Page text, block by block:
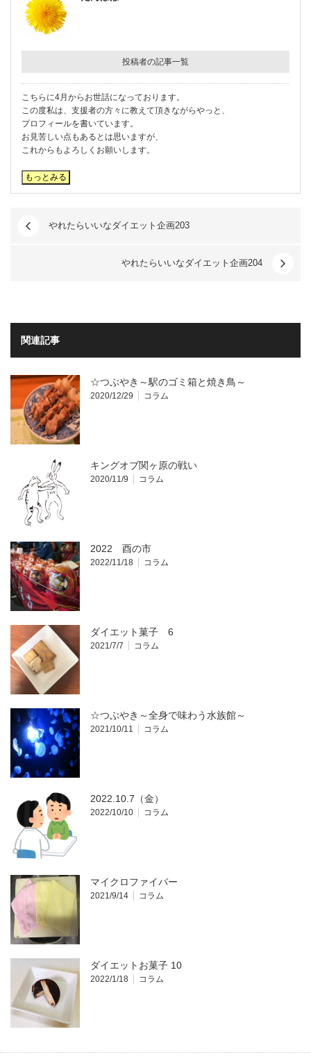
投稿者の記事一覧
こちらに4月からお世話になっております。
この度私は、支援者の方々に教えて頂きながらやっと、
プロフィールを書いています。
お見苦しい点もあるとは思いますが、
これからもよろしくお願いします。
やれたらいいなダイエット企画203
やれたらいいなダイエット企画204
関連記事
☆つぶやき～駅のゴミ箱と焼き鳥～
2020/12/29 コラム
キングオブ関ヶ原の戦い
2020/11/9 コラム
2022 酉の市
2022/11/18 コラム
ダイエット菓子 6
2021/7/7 コラム
☆つぶやき～全身で味わう水族館～
2021/10/11 コラム
2022.10.7（金）
2022/10/10 コラム
マイクロファイバー
2021/9/14 コラム
ダイエットお菓子 10
2022/1/18 コラム